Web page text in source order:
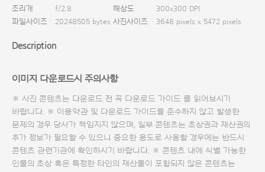
조리개
f/2.8 해상도
300x300 DPI
파일사이즈
20248505 bytes 사진사이즈 3648 pixels x 5472 pixels
Description
이미지 다운로드시 주의사항
※ 사진 콘텐츠는 다운로드 전 꼭 다운로드 가이드 를 읽어보시기
바랍니다. ※ 이용약관 및 다운로드 가이드를 준수하지 않고 발생한
문제의 경우 당사가 책임지지 않으며, 일부 콘텐츠는 초상권과 재산권의
추가 정보가 필요할 수 있으니 중요한 용도로 사용할 경우에는 반드시
콘텐츠 관련기관에 확인하시기 바랍니다. ※ 콘텐츠 내에 식별 가능한
인물의 초상 혹은 특정한 타인의 재산물이 포함되지 않은 콘텐츠는